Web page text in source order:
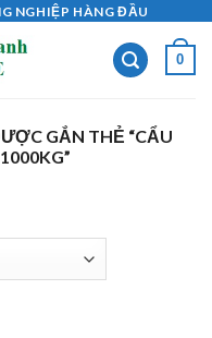
NGHIỆP HÀNG ĐẦU
0
GẮN THẺ “CẨU